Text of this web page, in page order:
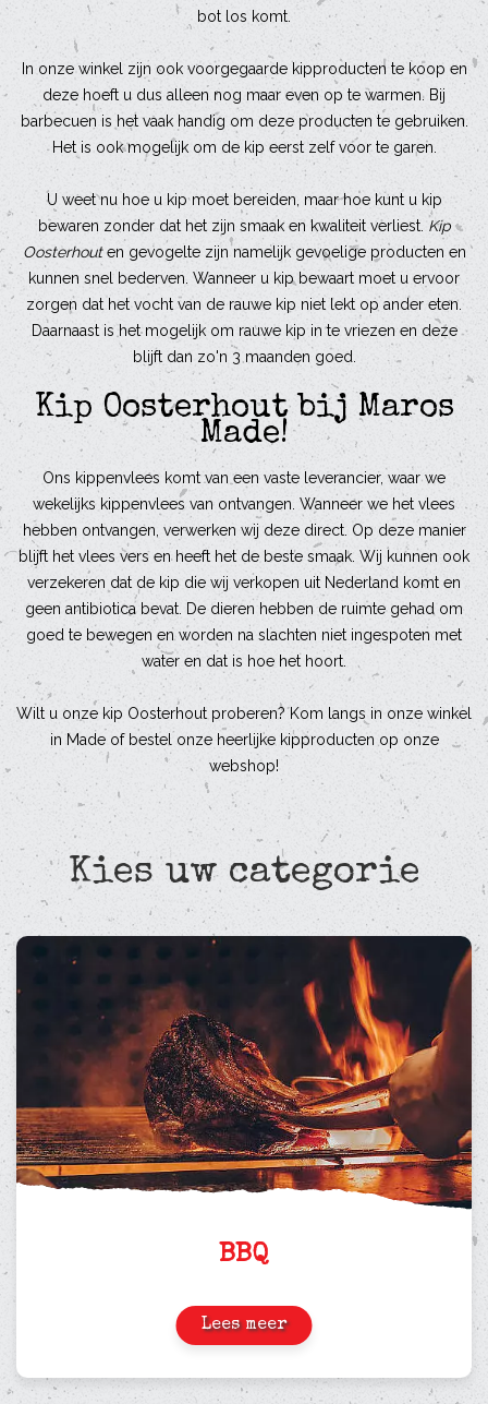
bot los komt.
In onze winkel zijn ook voorgegaarde kipproducten te koop en
deze hoeft u dus alleen nog maar even op te warmen. Bij
barbecuen is het vaak handig om deze producten te gebruiken.
Het is ook mogelijk om de kip eerst zelf voor te garen.
U weet nu hoe u kip moet bereiden, maar hoe kunt u kip
bewaren zonder dat het zijn smaak en kwaliteit verliest. Kip
Oosterhouten gevogelte zijn namelijk gevoelige producten en
kunnen snel bederven. Wanneer u kip bewaart moet u ervoor
zorgen dat het vocht van de rauwe kip niet lekt op ander eten.
Daarnaast is het mogelijk om rauwe kip in te vriezen en deze
blijft dan zo'n 3 maanden goed.
Kip Oosterhout bij Maros
Made!
Ons kippenvlees komt van een vaste leverancier, waar we
wekelijks kippenvlees van ontvangen. Wanneer we het vlees
hebben ontvangen, verwerken wij deze direct. Op deze manier
blijft het vlees vers en heeft het de beste smaak. Wij kunnen ook
verzekeren dat de kip die wij verkopen uit Nederland komt en
geen antibiotica bevat. De dieren hebben de ruimte gehad om
goed te bewegen en worden na slachten niet ingespoten met
water en dat is hoe het hoort.
Wilt u onze kip Oosterhout proberen? Kom langs in onze winkel
in Made of bestel onze heerlijke kipproducten op onze
webshop!
Kies uw categorie
BBQ
Lees meer